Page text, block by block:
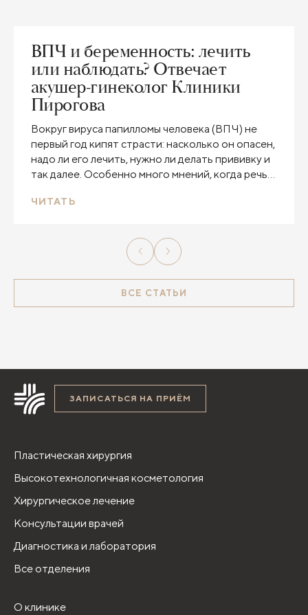
ВПЧ и беременность: лечить
или наблюдать? Отвечает
акушер-гинеколог Клиники
Пирогова
Вокруг вируса папилломы человека (ВПЧ) не
первый год кипят страсти: насколько он опасен,
надо ли его лечить, нужно ли делать прививку и
так далее. Особенно много мнений, когда речь
готовится стать мамой. На самые
Клиники Пирогова Марина Вячеславовна
ЧИТАТЬ
ВСЕ СТАТЬИ
ЗАПИСАТЬСЯ НА ПРИЁМ
Пластическая хирургия
Высокотехнологичная косметология
Хирургическое лечение
Консультации врачей
Диагностика и лаборатория
Все отделения
О клинике